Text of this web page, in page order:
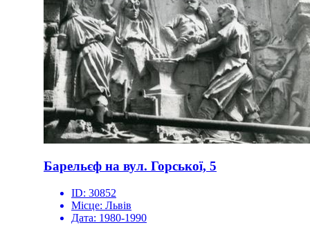
Барельєф на вул. Горської, 5
ID: 30852
Місце: Львів
Дата: 1980-1990